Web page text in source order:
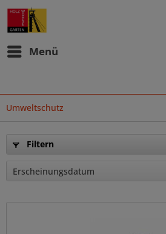
Menü
Umweltschutz
Filtern